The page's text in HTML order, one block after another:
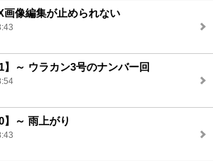
画像編集が止められない
】～ ウラカン3号のナンバー回
】～ 雨上がり